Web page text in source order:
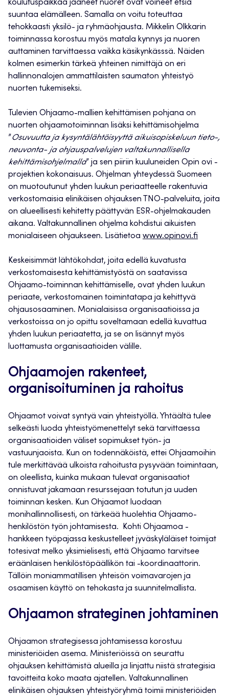
koulutuspaikkaa jääneet nuoret ovat voineet etsiä
suuntaa elämälleen. Samalla on voitu toteuttaa
tehokkaasti yksilö- ja ryhmäohjausta. Mikkelin Olkkarin
toiminnassa korostuu myös matala kynnys ja nuoren
auttaminen tarvittaessa vaikka käsikynkässsä. Näiden
kolmen esimerkin tärkeä yhteinen nimittäjä on eri
hallinnonalojen ammattilaisten saumaton yhteistyö
nuorten tukemiseksi.
Tulevien Ohjaamo-mallien kehittämisen pohjana on
nuorten ohjaamotoiminnan lisäksi kehittämisohjelma
”Osuvuutta ja kysyntälähtöisyyttä aikuisopiskeluun tieto-,
neuvonta- ja ohjauspalvelujen valtakunnallisella
kehittämisohjelmalla” ja sen piiriin kuuluneiden Opin ovi -
projektien kokonaisuus. Ohjelman yhteydessä Suomeen
on muotoutunut yhden luukun periaatteelle rakentuvia
verkostomaisia elinikäisen ohjauksen TNO-palveluita, joita
on alueellisesti kehitetty päättyvän ESR-ohjelmakauden
aikana. Valtakunnallinen ohjelma kohdistui aikuisten
monialaiseen ohjaukseen. Lisätietoa www.opinovi.fi
Keskeisimmät lähtökohdat, joita edellä kuvatusta
verkostomaisesta kehittämistyöstä on saatavissa
Ohjaamo-toiminnan kehittämiselle, ovat yhden luukun
periaate, verkostomainen toimintatapa ja kehittyvä
ohjausosaaminen. Monialaisissa organisaatioissa ja
verkostoissa on jo opittu soveltamaan edellä kuvattua
yhden luukun periaatetta, ja se on lisännyt myös
luottamusta organisaatioiden välille.
Ohjaamojen rakenteet,
organisoituminen ja rahoitus
Ohjaamot voivat syntyä vain yhteistyöllä. Yhtäältä tulee
selkeästi luoda yhteistyömenettelyt sekä tarvittaessa
organisaatioiden väliset sopimukset työn- ja
vastuunjaoista. Kun on todennäköistä, ettei Ohjaamoihin
tule merkittävää ulkoista rahoitusta pysyvään toimintaan,
on oleellista, kuinka mukaan tulevat organisaatiot
onnistuvat jakamaan resurssejaan totutun ja uuden
toiminnan kesken. Kun Ohjaamot luodaan
monihallinnollisesti, on tärkeää huolehtia Ohjaamo-
henkilöstön työn johtamisesta. Kohti Ohjaamoa -
hankkeen työpajassa keskustelleet jyväskyläläiset toimijat
totesivat melko yksimielisesti, että Ohjaamo tarvitsee
eräänlaisen henkilöstöpäällikön tai -koordinaattorin.
Tällöin moniammatillisen yhteisön voimavarojen ja
osaamisen käyttö on tehokasta ja suunnitelmallista.
Ohjaamon strateginen johtaminen
Ohjaamon strategisessa johtamisessa korostuu
ministeriöiden asema. Ministeriöissä on seurattu
ohjauksen kehittämistä alueilla ja linjattu niistä strategisia
tavoitteita koko maata ajatellen. Valtakunnallinen
elinikäisen ohjauksen yhteistyöryhmä toimii ministeriöiden